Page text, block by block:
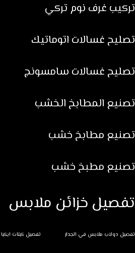
تركيب غرف نوم تركي
تصليح غسالات اتوماتيك
تصليح غسالات سامسونج
تصنيع المطابخ الخشب
تصنيع مطابخ خشب
تصنيع مطبخ خشب
تفصيل خزائن ملابس
تفصيل دولاب ملابس في الجدار تفصيل كبتات ايكيا